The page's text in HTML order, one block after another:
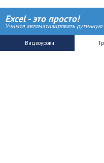
Excel - это просто!
Учимся автоматизировать рутинную